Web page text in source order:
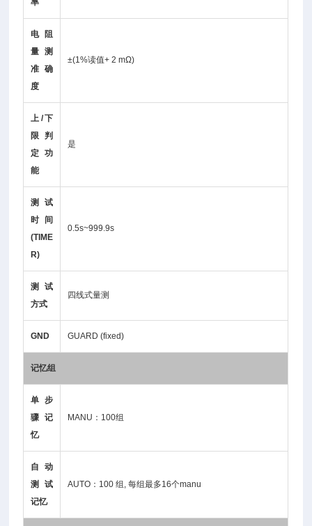
率
电阻
量测
准确
度
±(1%读值+ 2 mΩ)
上/下
限判
定功
能
是
测试
时间
(TIME
R)
0.5s~999.9s
测试
方式
四线式量测
GND GUARD (fixed)
记忆组
单步
骤记
忆
MANU：100组
自动
测试
记忆
AUTO：100 组, 每组最多16个manu